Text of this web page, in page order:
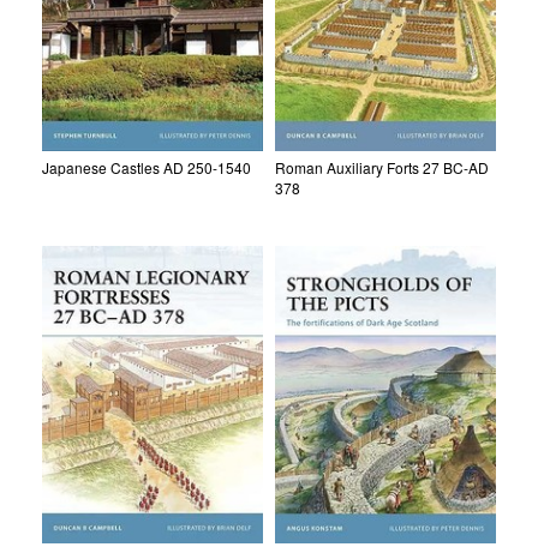
Japanese Castles AD 250-1540
Roman Auxiliary Forts 27 BC-AD
378